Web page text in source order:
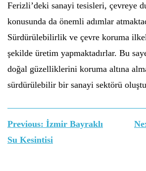
Ferizli’deki sanayi tesisleri, çevreye
konusunda da önemli adımlar
Sürdürülebilirlik ve çevre koruma
şekilde üretim yapmaktadırlar. Bu
doğal güzelliklerini koruma altına
sürdürülebilir bir sanayi sektörü
Yazı
gezinmesi
Previous: İzmir Bayraklı
Su Kesintisi